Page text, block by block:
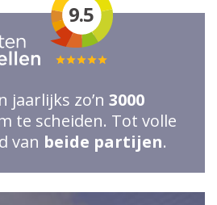
9.5
Totale
waardering:
5
van
jaarlijks zo’n 3000
te scheiden. Tot volle
van beide partijen.